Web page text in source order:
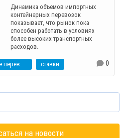
Динамика объемов импортных
контейнерных перевозок
показывает, что рынок пока
способен работать в условиях
более высоких транспортных
расходов.
Контейнерные перевозки ставки 0